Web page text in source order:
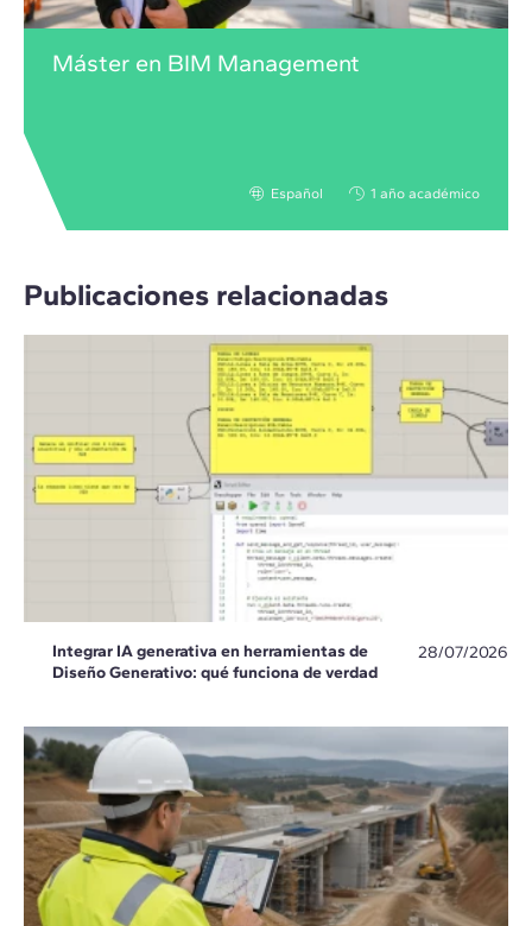
Máster en BIM Management
Español 1 año académico
Publicaciones relacionadas
Integrar IA generativa en herramientas de
Diseño Generativo: qué funciona de verdad
28/07/2026